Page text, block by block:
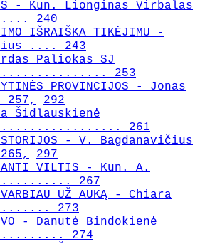
- Kun. Lionginas Virbalas
240
IŠRAIŠKA TIKĖJIMU -
.... 243
Paliokas SJ
253
PROVINCIJOS - Jonas
292
Šidlauskienė
261
ISTORIJOS - V. Bagdanavičius
297
VILTIS - Kun. A.
267
UŽ AUKĄ - Chiara
273
- Danutė Bindokienė
274